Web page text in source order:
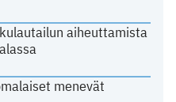
aiheuttamista
menevät